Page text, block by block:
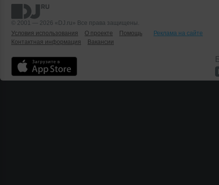
© 2001 — 2026 «DJ.ru» Все права защищены.
Условия использования
О проекте Помощь
Реклама на сайте
Контактная информация
Вакансии